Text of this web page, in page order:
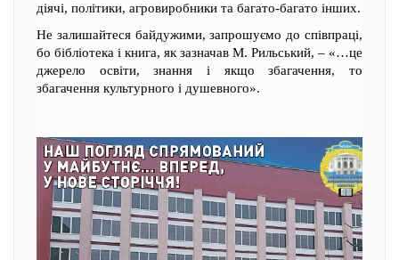
діячі, політики, агровиробники та багато-багато інших.
Не залишайтеся байдужими, запрошуємо до співпраці,
бо бібліотека і книга, як зазначав М. Рильський, – «…це
джерело освіти, знання і якщо збагачення, то
збагачення культурного і душевного».